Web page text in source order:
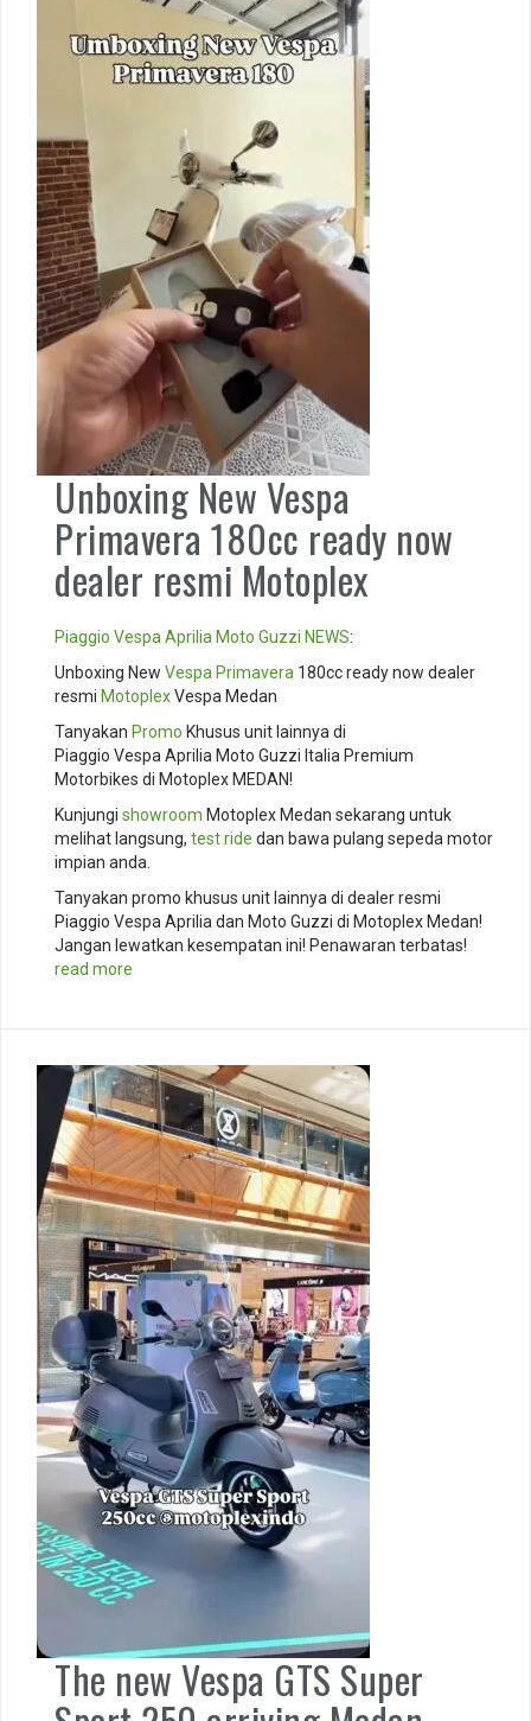
Unboxing New Vespa
Primavera 180cc ready now
dealer resmi Motoplex
Piaggio Vespa Aprilia Moto Guzzi NEWS:
Unboxing New Vespa Primavera 180cc ready now dealer
resmi MotoplexVespa Medan
Tanyakan Promo Khusus unit lainnya di
Piaggio Vespa Aprilia Moto Guzzi Italia Premium
Motorbikes di Motoplex MEDAN!
Kunjungi showroom Motoplex Medan sekarang untuk
melihat langsung, test ride dan bawa pulang sepeda motor
impian anda.
Tanyakan promo khusus unit lainnya di dealer resmi
Piaggio Vespa Aprilia dan Moto Guzzi di Motoplex Medan!
Jangan lewatkan kesempatan ini! Penawaran terbatas!
read more
The new Vespa GTS Super